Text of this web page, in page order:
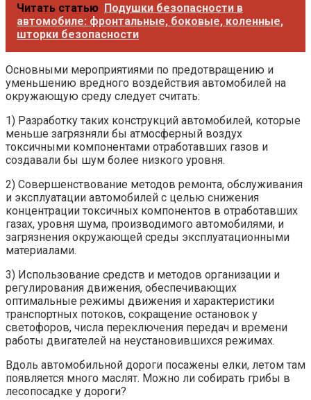
Читать статью Подушки безопасности в
автомобиле: фронтальные, боковые, коленные,
шторки безопасности
Основными мероприятиями по предотвращению и
уменьшению вредного воздействия автомобилей на
окружающую среду следует считать:
1) Разработку таких конструкций автомобилей, которые
меньше загрязняли бы атмосферный воздух
токсичными компонентами отработавших газов и
создавали бы шум более низкого уровня.
2) Совершенствование методов ремонта, обслуживания
и эксплуатации автомобилей с целью снижения
концентрации токсичных компонентов в отработавших
газах, уровня шума, производимого автомобилями, и
загрязнения окружающей среды эксплуатационными
материалами.
3) Использование средств и методов организации и
регулирования движения, обеспечивающих
оптимальные режимы движения и характеристики
транспортных потоков, сокращение остановок у
светофоров, числа переключения передач и времени
работы двигателей на неустановившихся режимах.
Вдоль автомобильной дороги посажены елки, летом там
появляется много маслят. Можно ли собирать грибы в
лесопосадке у дороги?